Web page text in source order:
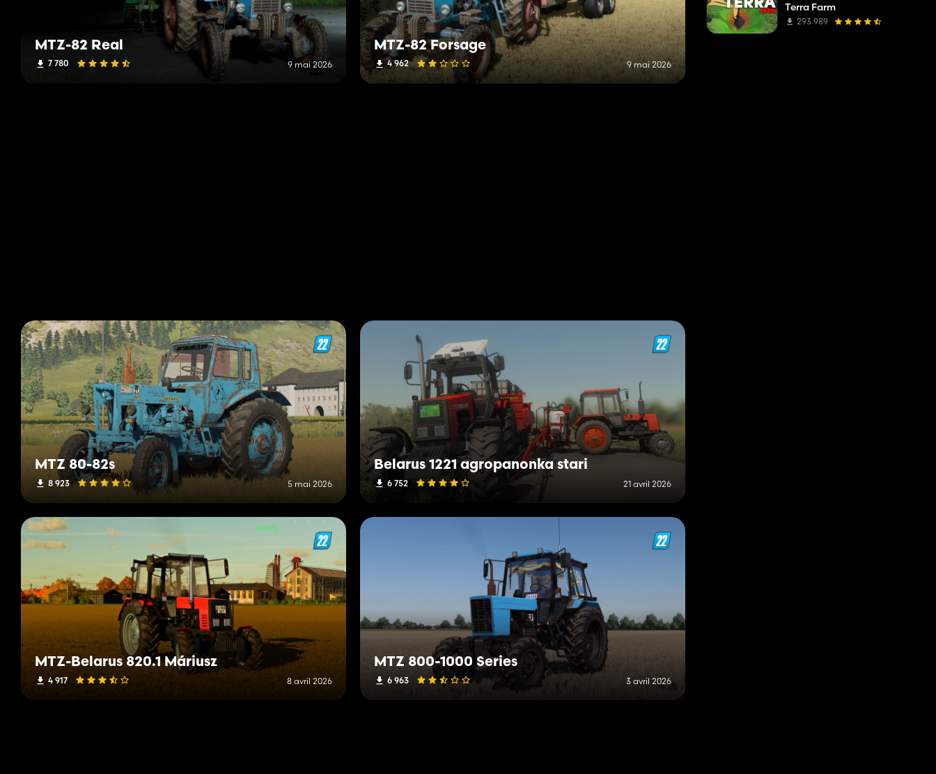
MTZ-82 Real
7 780 9 mai 2026
MTZ-82 Forsage
4 962 9 mai 2026
MTZ 80-82s
8 923 5 mai 2026
Belarus 1221 agropanonka stari
6 752 21 avril 2026
MTZ-Belarus 820.1 Máriusz
4 917 8 avril 2026
MTZ 800-1000 Series
6 963 3 avril 2026
Terra Farm
293 989